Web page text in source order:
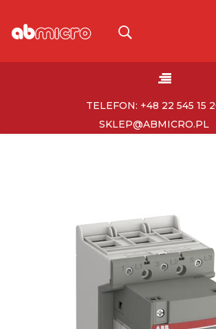
Toggle
☰
TELEFON: +48 22 545 15
SKLEP@ABMICRO.PL